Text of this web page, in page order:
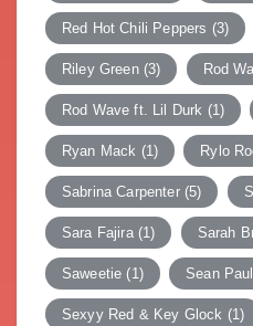
Red Hot Chili Peppers (3)
Riley Green(3) Rod
Rod Wave ft. Lil Durk (1)
Ryan Mack (1) Rylo
Sabrina Carpenter(5)
Sara Fajira(1) Sarah
Saweetie (1) Sean Paul
Sexyy Red & Key Glock (1)